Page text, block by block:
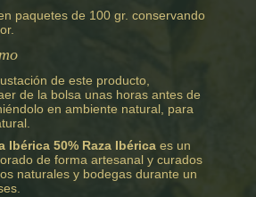
paquetes de 100 gr. conservando
de este producto,
de la bolsa unas horas antes de
en ambiente natural, para
Ibérica 50% Raza Ibéricaes un
de forma artesanal y curados
naturales y bodegas durante un